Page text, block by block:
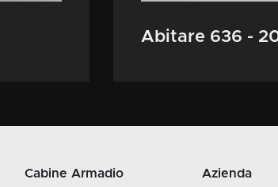
Abitare 636 -
Cabine Armadio Azienda